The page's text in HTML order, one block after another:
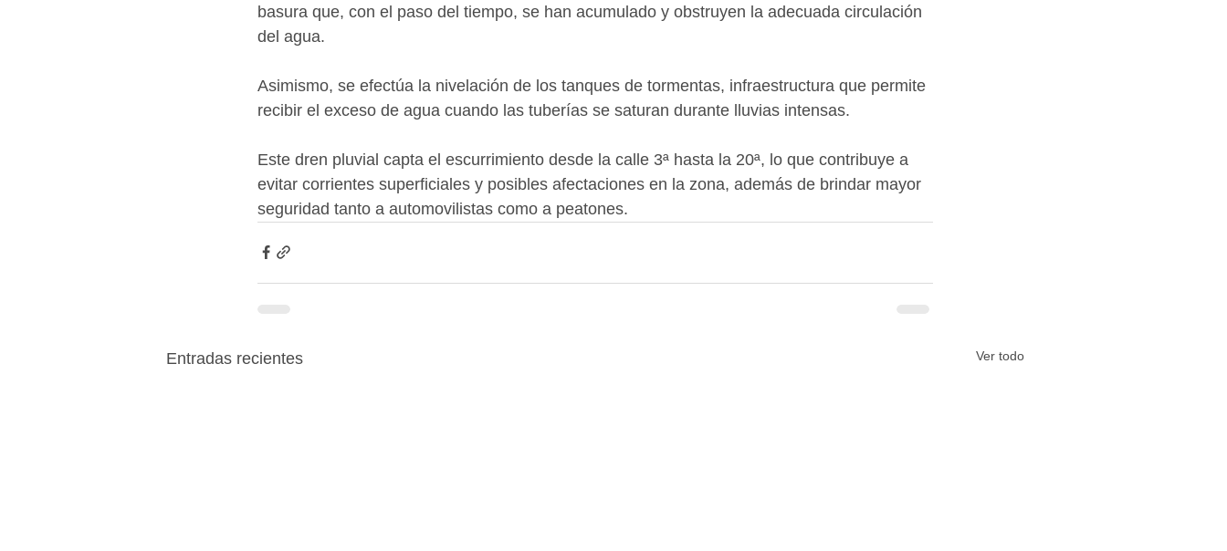
basura que, con el paso del tiempo, se han acumulado y obstruyen la adecuada circulación
del agua.
Asimismo, se efectúa la nivelación de los tanques de tormentas, infraestructura que permite
recibir el exceso de agua cuando las tuberías se saturan durante lluvias intensas.
Este dren pluvial capta el escurrimiento desde la calle 3ª hasta la 20ª, lo que contribuye a
evitar corrientes superficiales y posibles afectaciones en la zona, además de brindar mayor
seguridad tanto a automovilistas como a peatones.
Entradas recientes Ver todo